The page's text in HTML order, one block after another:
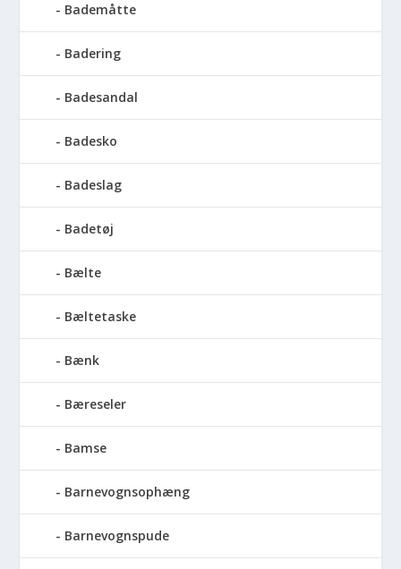
Bademåtte
Badering
Badesandal
Badesko
Badeslag
Badetøj
Bælte
Bæltetaske
Bænk
Bæreseler
Bamse
Barnevognsophæng
Barnevognspude